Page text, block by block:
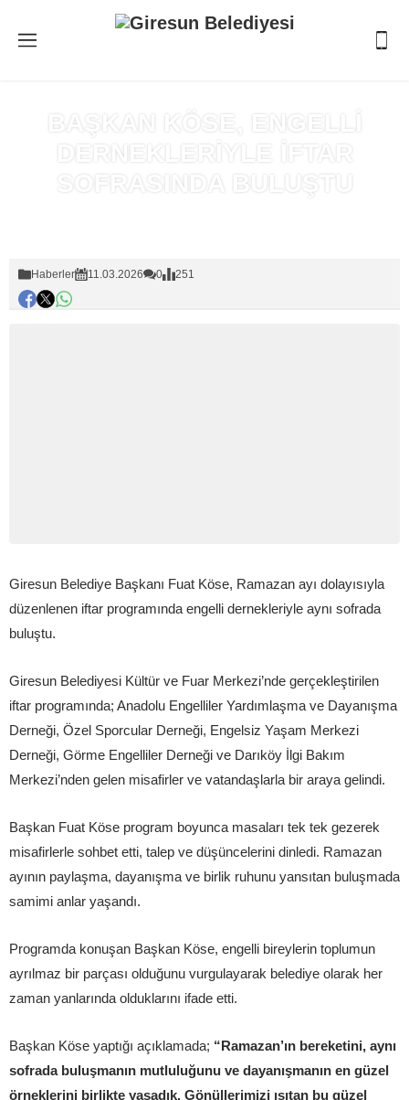
BAŞKAN KÖSE, ENGELLİ
DERNEKLERİYLE İFTAR
SOFRASINDA BULUŞTU
Haberler 11.03.2026 0 251
Giresun Belediye Başkanı Fuat Köse, Ramazan ayı dolayısıyla
düzenlenen iftar programında engelli dernekleriyle aynı sofrada
buluştu.
Giresun Belediyesi Kültür ve Fuar Merkezi’nde gerçekleştirilen
iftar programında; Anadolu Engelliler Yardımlaşma ve Dayanışma
Derneği, Özel Sporcular Derneği, Engelsiz Yaşam Merkezi
Derneği, Görme Engelliler Derneği ve Darıköy İlgi Bakım
Merkezi’nden gelen misafirler ve vatandaşlarla bir araya gelindi.
Başkan Fuat Köse program boyunca masaları tek tek gezerek
misafirlerle sohbet etti, talep ve düşüncelerini dinledi. Ramazan
ayının paylaşma, dayanışma ve birlik ruhunu yansıtan buluşmada
samimi anlar yaşandı.
Programda konuşan Başkan Köse, engelli bireylerin toplumun
ayrılmaz bir parçası olduğunu vurgulayarak belediye olarak her
zaman yanlarında olduklarını ifade etti.
Başkan Köse yaptığı açıklamada; “Ramazan’ın bereketini, aynı
sofrada buluşmanın mutluluğunu ve dayanışmanın en güzel
örneklerini birlikte yaşadık. Gönüllerimizi ısıtan bu güzel